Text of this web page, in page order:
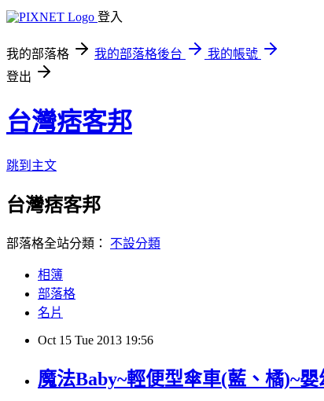
登入
我的部落格 我的部落格後台
我的帳號
登出
台灣痞客邦
跳到主文
台灣痞客邦
部落格全站分類： 不設分類
相簿
部落格
名片
Oct 15 Tue 2013 19:56
魔法Baby~輕便型傘車(藍、橘)~